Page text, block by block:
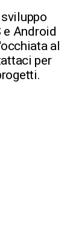
e Android
al
per